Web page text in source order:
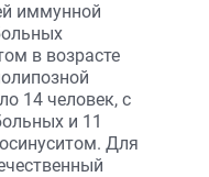
иммунной
в возрасте
14 человек, с
и 11
Для